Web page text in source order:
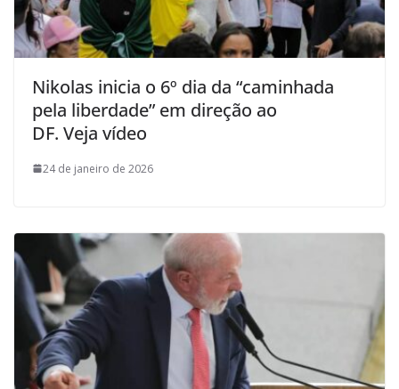
Nikolas inicia o 6º dia da “caminhada
pela liberdade” em direção ao
DF. Veja vídeo
24 de janeiro de 2026